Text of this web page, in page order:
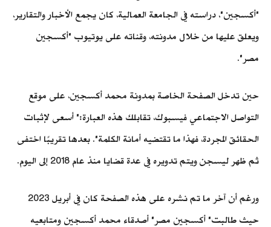
"أكسجين"، دراسته في الجامعة العمالية، كان يجمع الأخبار والتقارير،
ويعلق عليها من خلال مدونته، وقناته على يوتيوب "أكسجين
مصر".
حين تدخل الصفحة الخاصة بمدونة محمد أكسجين، على موقع
التواصل الاجتماعي فيسبوك، تقابلك هذه العبارة:" أسعى لإثبات
الحقائق المجردة، فهذا ما تقتضيه أمانة الكلمة". بعدها تقريبًا اختفى
ثم ظهر ليسجن ويتم تدويره في عدة قضايا منذ عام 2018 إلى اليوم.
ورغم أن آخر ما تم نشره على هذه الصفحة كان في أبريل 2023
حيث طالبت" أكسجين مصر" أصدقاء محمد أكسجين ومتابعيه